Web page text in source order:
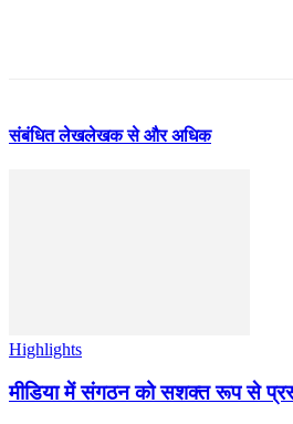
संबंधित लेखलेखक से और अधिक
Highlights
मीडिया में संगठन को सशक्त रूप से